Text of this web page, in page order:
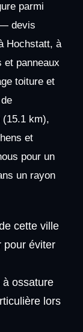
parmi
devis
Hochstatt, à
et panneaux
toiture et
(15.1 km),
et
pour un
un rayon
cette ville
pour éviter
à ossature
lors